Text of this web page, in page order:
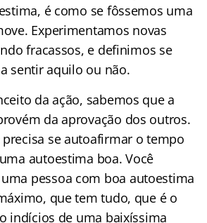
é como se fôssemos uma
Experimentamos novas
fracassos, e definimos se
sentir aquilo ou não.
da ação, sabemos que a
da aprovação dos outros.
se autoafirmar o tempo
autoestima boa. Você
pessoa com boa autoestima
que tem tudo, que é o
indícios de uma baixíssima